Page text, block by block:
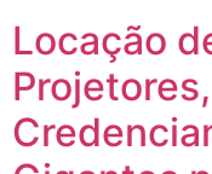
Locação